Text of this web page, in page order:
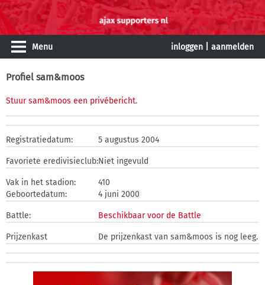
Menu inloggen aanmelden
Profiel sam&moos
Stuur sam&moos een privébericht.
Registratiedatum: 5 augustus 2004
Favoriete eredivisieclub:Niet ingevuld
Vak in het stadion:
410
Geboortedatum:
4 juni 2000
Battle: Beschikbaar voor de Battle
Prijzenkast De prijzenkast van sam&moos is nog leeg.